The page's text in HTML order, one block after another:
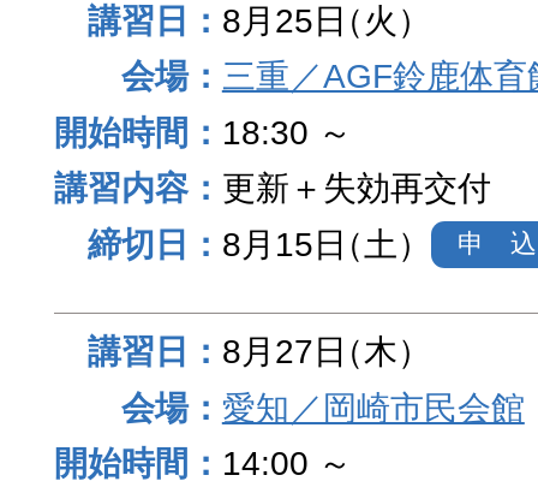
8月25日（火）
三重／AGF鈴鹿体育
18:30 ～
更新＋失効再交付
8月15日（土） 申 込
8月27日（木）
愛知／岡崎市民会館
14:00 ～